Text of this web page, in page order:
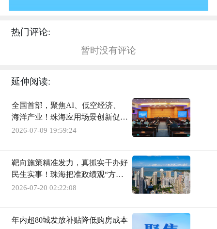
热门评论:
暂时没有评论
延伸阅读:
全国首部，聚焦AI、低空经济、
海洋产业！珠海应用场景创新促进
条例8月施行
2026-07-09 19:59:24
靶向施策精准发力，真抓实干办好
民生实事！珠海把准政绩观“方向
盘”，不断提升群众获得感、幸福
2026-07-20 02:22:08
年内超80城发放补贴降低购房成本